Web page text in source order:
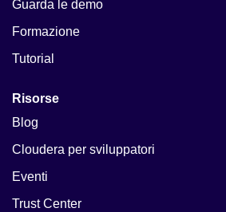
Guarda le demo
Formazione
Tutorial
Risorse
Blog
Cloudera per sviluppatori
Eventi
Trust Center